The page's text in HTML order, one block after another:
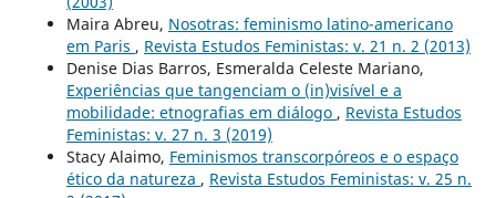
Maira Abreu, Nosotras: feminismo latino-americano
em Paris , Revista Estudos Feministas: v. 21 n. 2 (2013)
Denise Dias Barros, Esmeralda Celeste Mariano,
Experiências que tangenciam o (in)visível e a
mobilidade: etnografias em diálogo , Revista Estudos
Feministas: v. 27 n. 3 (2019)
Stacy Alaimo, Feminismos transcorpóreos e o espaço
ético da natureza , Revista Estudos Feministas: v. 25 n.